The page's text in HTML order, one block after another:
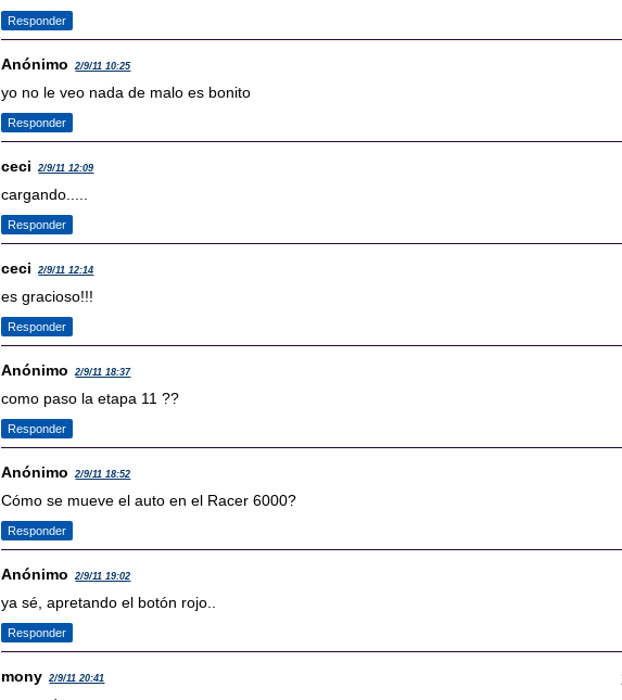
Responder
Anónimo 2/9/11 10:25
yo no le veo nada de malo es bonito
Responder
ceci 2/9/11 12:09
cargando.....
Responder
ceci 2/9/11 12:14
es gracioso!!!
Responder
Anónimo 2/9/11 18:37
como paso la etapa 11 ??
Responder
Anónimo 2/9/11 18:52
Cómo se mueve el auto en el Racer 6000?
Responder
Anónimo 2/9/11 19:02
ya sé, apretando el botón rojo..
Responder
mony 2/9/11 20:41